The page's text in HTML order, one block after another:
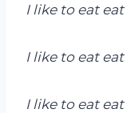
I like to eat eat
I like to eat eat
I like to eat eat